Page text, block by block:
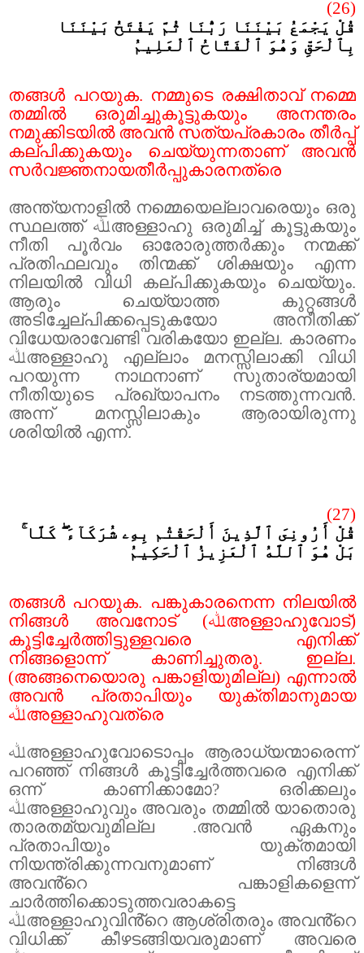
(26)
قُلْ يَجْمَعُ بَيْنَنَا رَبُّنَا ثُمَّ يَفْتَحُ بَيْنَنَا
بِٱلْحَقِّ وَهُوَ ٱلْفَتَّاحُ ٱلْعَلِيمُ
തങ്ങൾ പറയുക. നമ്മുടെ രക്ഷിതാവ് നമ്മെ
തമ്മിൽ ഒരുമിച്ചുകൂട്ടുകയും അനന്തരം
നമുക്കിടയിൽ അവൻ സത്യപ്രകാരം തീർപ്പ്
കല്പിക്കുകയും ചെയ്യുന്നതാണ് അവൻ
സർവജ്ഞനായതീർപ്പുകാരനത്രെ
അന്ത്യനാളിൽ നമ്മെയെല്ലാവരെയും ഒരു
സ്ഥലത്ത് ﷲഅള്ളാഹു ഒരുമിച്ച് കൂട്ടുകയും
നീതി പൂർവം ഓരോരുത്തർക്കും നന്മക്ക്
പ്രതിഫലവും തിന്മക്ക് ശിക്ഷയും എന്ന
നിലയിൽ വിധി കല്പിക്കുകയും ചെയ്യും.
ആരും ചെയ്യാത്ത കുറ്റങ്ങൾ
അടിച്ചേല്പിക്കപ്പെടുകയോ അനീതിക്ക്
വിധേയരാവേണ്ടി വരികയോ ഇല്ല. കാരണം
ﷲഅള്ളാഹു എല്ലാം മനസ്സിലാക്കി വിധി
പറയുന്ന നാഥനാണ് സുതാര്യമായി
നീതിയുടെ പ്രഖ്യാപനം നടത്തുന്നവൻ.
അന്ന് മനസ്സിലാകും ആരായിരുന്നു
ശരിയിൽ എന്ന്.
(27)
قُلْ أَرُونِىَ ٱلَّذِينَ أَلْحَقْتُم بِهِۦ شُرَكَآءَ ۖ كَلَّا ۚ
بَلْ هُوَ ٱللَّهُ ٱلْعَزِيزُ ٱلْحَكِيمُ
തങ്ങൾ പറയുക. പങ്കുകാരനെന്ന നിലയിൽ
നിങ്ങൾ അവനോട് (ﷲഅള്ളാഹുവോട്)
കൂട്ടിച്ചേർത്തിട്ടുള്ളവരെ എനിക്ക്
നിങ്ങളൊന്ന് കാണിച്ചുതരൂ. ഇല്ല.
(അങ്ങനെയൊരു പങ്കാളിയുമില്ല) എന്നാൽ
അവൻ പ്രതാപിയും യുക്തിമാനുമായ
ﷲഅള്ളാഹുവത്രെ
ﷲഅള്ളാഹുവോടൊപ്പം ആരാധ്യന്മാരെന്ന്
പറഞ്ഞ് നിങ്ങൾ കൂട്ടിച്ചേർത്തവരെ എനിക്ക്
ഒന്ന് കാണിക്കാമോ? ഒരിക്കലും
ﷲഅള്ളാഹുവും അവരും തമ്മിൽ യാതൊരു
താരതമ്യവുമില്ല .അവൻ ഏകനും
പ്രതാപിയും യുക്തമായി
നിയന്ത്രിക്കുന്നവനുമാണ് നിങ്ങൾ
അവൻ്റെ പങ്കാളികളെന്ന്
ചാർത്തിക്കൊടുത്തവരാകട്ടെ
ﷲഅള്ളാഹുവിൻ്റെ ആശ്രിതരും അവൻ്റെ
വിധിക്ക് കീഴടങ്ങിയവരുമാണ് അവരെ